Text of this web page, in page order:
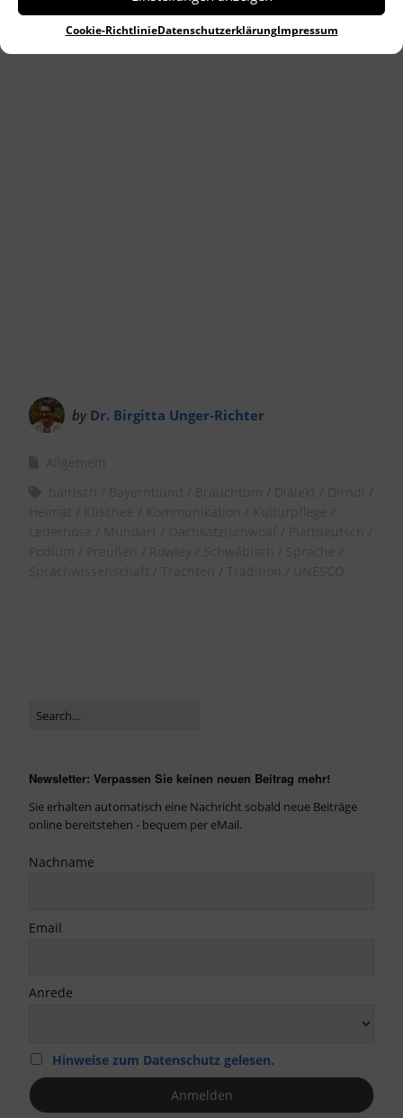
Cookie-RichtlinieDatenschutzerklärungImpressum
Thoma-Haus Jubiläum.
by Dr. Birgitta Unger-Richter
Newsletter: Verpassen Sie keinen neuen Beitrag mehr!
Sie erhalten automatisch eine Nachricht sobald neue Beiträge
online bereitstehen - bequem per eMail.
Nachname
Email
Anrede
Hinweise zum Datenschutz gelesen.